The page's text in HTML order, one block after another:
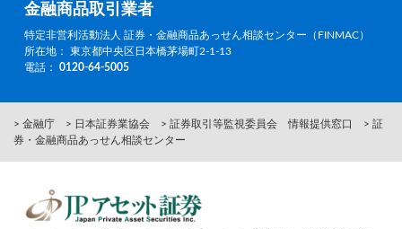
金融商品取引業者
特定非営利活動法人 証券・金融商品あっせん相談センター（FINMAC）
所在地： 東京都中央区日本橋茅場町2-1-13
電話： 0120-64-5005
> 金融庁 > 日本証券業協会 > 証券取引等監視委員会 情報提供窓口
> 証
券・金融商品あっせん相談センター